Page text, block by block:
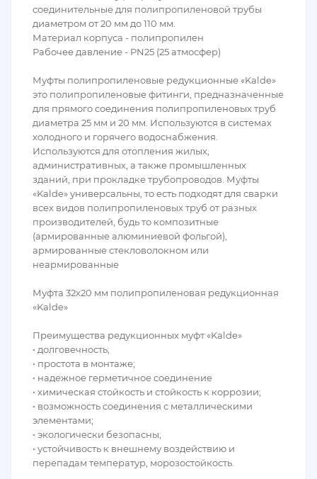
соединительные для полипропиленовой трубы
диаметром от 20 мм до 110 мм.
Материал корпуса - полипропилен
Рабочее давление - PN25 (25 атмосфер)
Муфты полипропиленовые редукционные «Kalde»
это полипропиленовые фитинги, предназначенные
для прямого соединения полипропиленовых труб
диаметра 25 мм и 20 мм. Используются в системах
холодного и горячего водоснабжения.
Используются для отопления жилых,
административных, а также промышленных
зданий, при прокладке трубопроводов. Муфты
«Kalde» универсальны, то есть подходят для сварки
всех видов полипропиленовых труб от разных
производителей, будь то композитные
(армированные алюминиевой фольгой),
армированные стекловолокном или
неармированные
Муфта 32x20 мм полипропиленовая редукционная
«Kalde»
Преимущества редукционных муфт «Kalde»
• долговечность;
• простота в монтаже;
• надежное герметичное соединение
• химическая стойкость и стойкость к коррозии;
• возможность соединения с металлическими
элементами;
• экологически безопасны;
• устойчивость к внешнему воздействию и
перепадам температур, морозостойкость.